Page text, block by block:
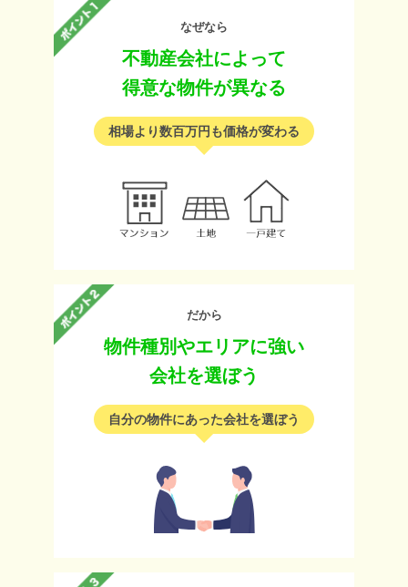
なぜなら
不動産会社によって
得意な物件が異なる
相場より数百万円も価格が変わる
だから
物件種別やエリアに強い
会社を選ぼう
自分の物件にあった会社を選ぼう